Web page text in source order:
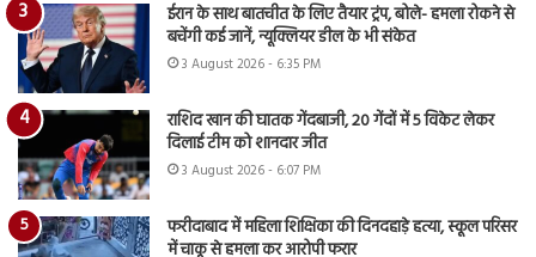
ईरान के साथ बातचीत के लिए तैयार ट्रंप, बोले- हमला रोकने से
बचेंगी कई जानें, न्यूक्लियर डील के भी संकेत
3 August 2026 - 6:35 PM
राशिद खान की घातक गेंदबाजी, 20 गेंदों में 5 विकेट लेकर
दिलाई टीम को शानदार जीत
3 August 2026 - 6:07 PM
फरीदाबाद में महिला शिक्षिका की दिनदहाड़े हत्या, स्कूल परिसर
में चाकू से हमला कर आरोपी फरार